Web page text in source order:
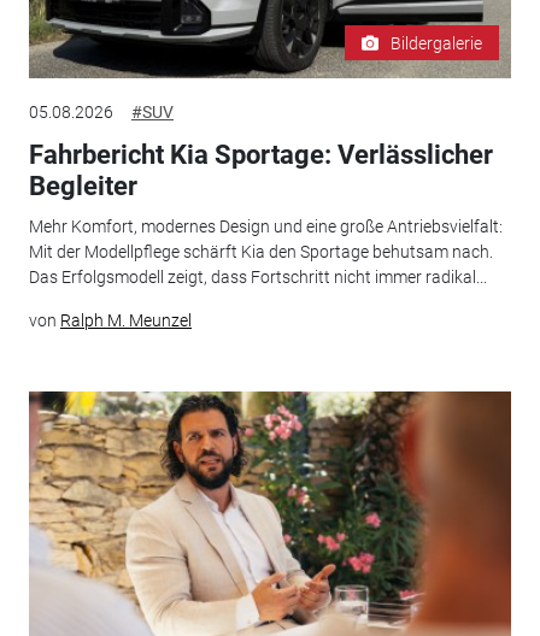
Bildergalerie
05.08.2026 #SUV
Fahrbericht Kia Sportage: Verlässlicher
Begleiter
Mehr Komfort, modernes Design und eine große Antriebsvielfalt:
Mit der Modellpflege schärft Kia den Sportage behutsam nach.
Das Erfolgsmodell zeigt, dass Fortschritt nicht immer radikal...
von Ralph M. Meunzel